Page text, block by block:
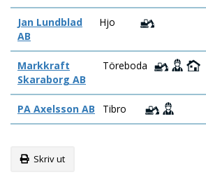
Jan Lundblad
AB
Hjo
Markkraft
Skaraborg AB
Töreboda
PA Axelsson AB Tibro
Skriv ut